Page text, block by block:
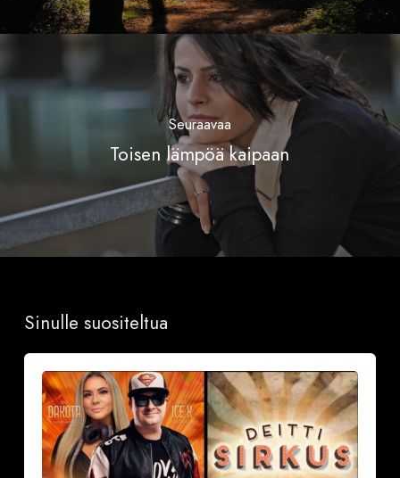
Seuraavaa
Toisen lämpöä kaipaan
Sinulle suositeltua
Sinkkubileet
19.9.2026
Deittisirkus